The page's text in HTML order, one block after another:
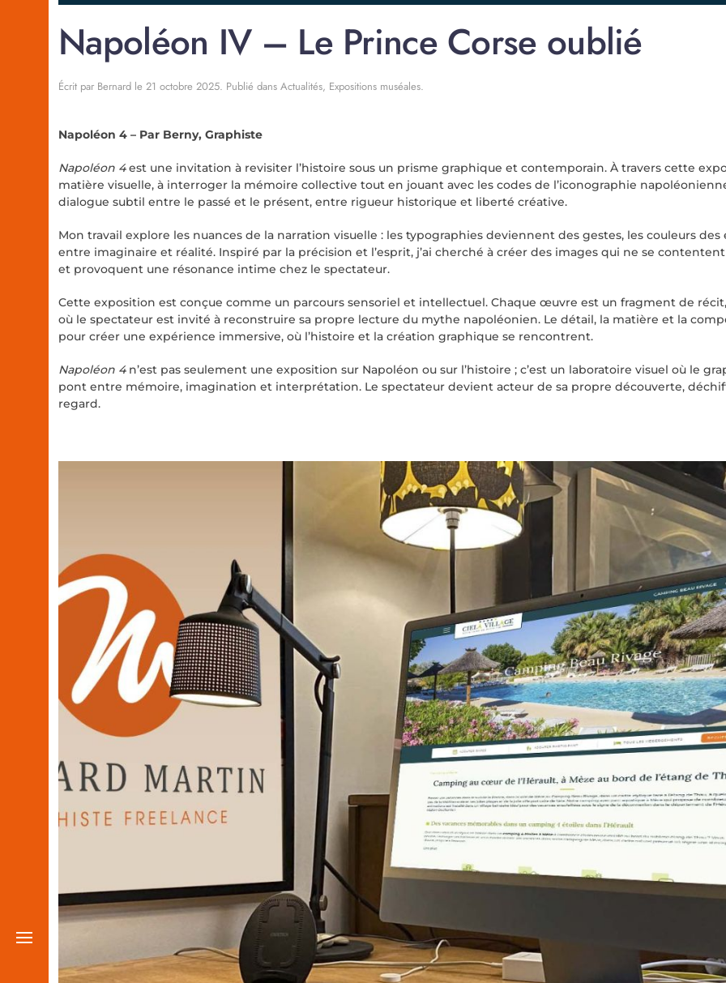
Napoléon IV – Le Prince Corse oublié
Écrit par Bernard le 21 octobre 2025. Publié dans Actualités, Expositions muséales.
Napoléon 4 – Par Berny, Graphiste
Napoléon 4est une invitation à revisiter l’histoire sous un prisme graphique et contemporain. À travers cette
matière visuelle, à interroger la mémoire collective tout en jouant avec les codes de l’iconographie
dialogue subtil entre le passé et le présent, entre rigueur historique et liberté créative.
Mon travail explore les nuances de la narration visuelle : les typographies deviennent des gestes, les couleurs
entre imaginaire et réalité. Inspiré par la précision et l’esprit, j’ai cherché à créer des images qui ne se
et provoquent une résonance intime chez le spectateur.
Cette exposition est conçue comme un parcours sensoriel et intellectuel. Chaque œuvre est un fragment de
où le spectateur est invité à reconstruire sa propre lecture du mythe napoléonien. Le détail, la matière et la
pour créer une expérience immersive, où l’histoire et la création graphique se rencontrent.
Napoléon 4n’est pas seulement une exposition sur Napoléon ou sur l’histoire ; c’est un laboratoire visuel où le
pont entre mémoire, imagination et interprétation. Le spectateur devient acteur de sa propre découverte,
regard.